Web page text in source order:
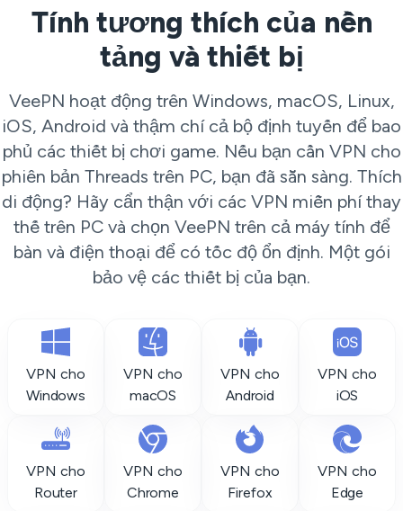
Tính tương thích của nền
tảng và thiết bị
VeePN hoạt động trên Windows, macOS, Linux,
iOS, Android và thậm chí cả bộ định tuyến để bao
phủ các thiết bị chơi game. Nếu bạn cần VPN cho
phiên bản Threads trên PC, bạn đã sẵn sàng. Thích
di động? Hãy cẩn thận với các VPN miễn phí thay
thế trên PC và chọn VeePN trên cả máy tính để
bàn và điện thoại để có tốc độ ổn định. Một gói
bảo vệ các thiết bị của bạn.
VPN cho
Windows
VPN cho
macOS
VPN cho
Android
VPN cho
iOS
VPN cho
Router
VPN cho
Chrome
VPN cho
Firefox
VPN cho
Edge